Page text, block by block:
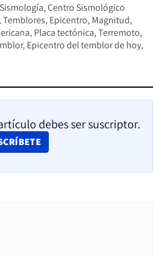
Sismología Centro Sismológico
Temblores Epicentro Magnitud
Placa tectónica Terremoto
Epicentro del temblor de hoy
debes ser suscriptor.
IN NEW WINDOW